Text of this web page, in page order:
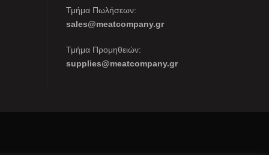
Τμήμα Πωλήσεων:
sales@meatcompany.gr
Τμήμα Προμηθειών:
supplies@meatcompany.gr